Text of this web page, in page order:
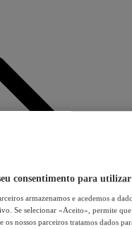
consentimento para utilizar
armazenamos e acedemos a
Se selecionar «Aceito», permite
os nossos parceiros tratamos dados